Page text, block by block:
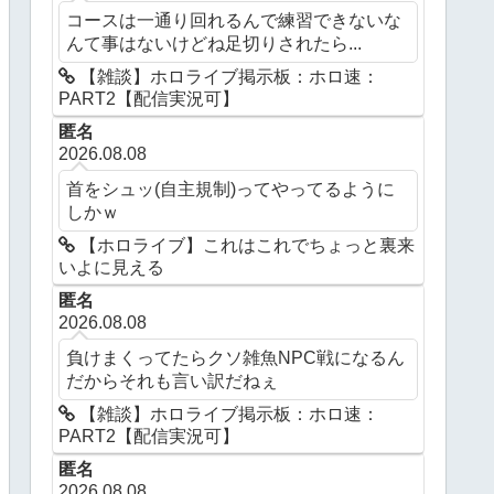
コースは一通り回れるんで練習できないな
んて事はないけどね足切りされたら...
【雑談】ホロライブ掲示板：ホロ速：
PART2【配信実況可】
匿名
2026.08.08
首をシュッ(自主規制)ってやってるように
しかｗ
【ホロライブ】これはこれでちょっと裏来
いよに見える
匿名
2026.08.08
負けまくってたらクソ雑魚NPC戦になるん
だからそれも言い訳だねぇ
【雑談】ホロライブ掲示板：ホロ速：
PART2【配信実況可】
匿名